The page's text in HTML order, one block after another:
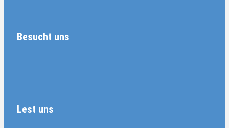
Besucht uns
Lest uns